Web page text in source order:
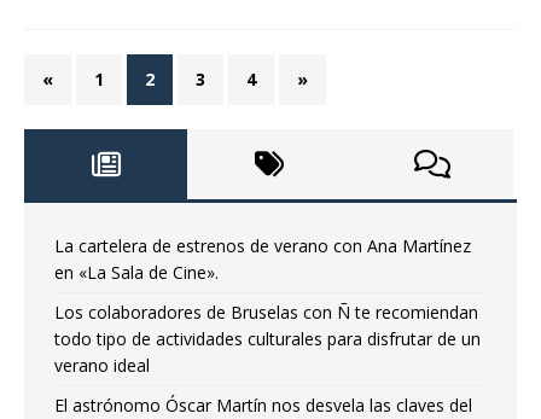
« 1 2 3 4 »
La cartelera de estrenos de verano con Ana Martínez
en «La Sala de Cine».
Los colaboradores de Bruselas con Ñ te recomiendan
todo tipo de actividades culturales para disfrutar de un
verano ideal
El astrónomo Óscar Martín nos desvela las claves del